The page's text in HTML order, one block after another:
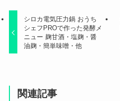
シロカ電気圧力鍋 おうち
シェフPROで作った発酵メ
ニュー 麹甘酒・塩麹・醤
油麹・簡単味噌・他
関連記事